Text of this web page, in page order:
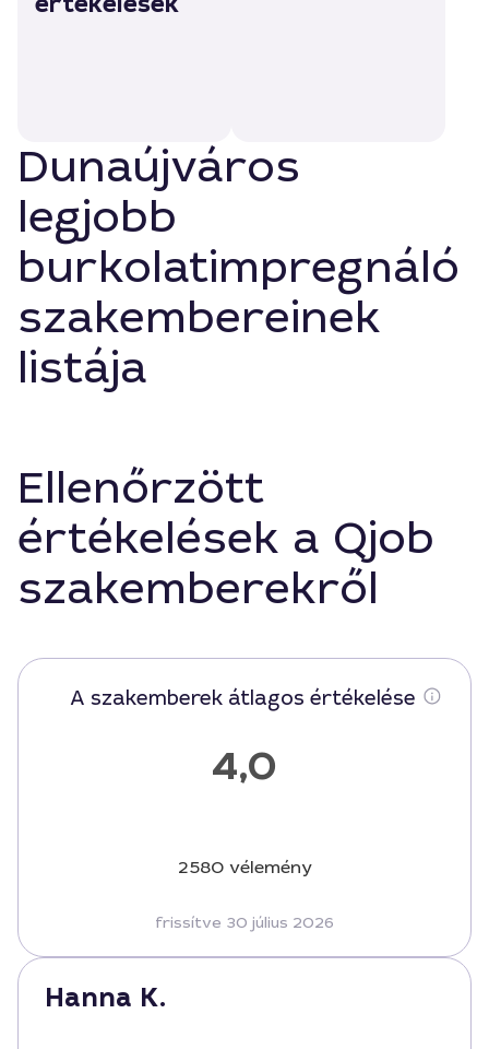
Dunaújváros
legjobb
burkolatimpregnáló
szakembereinek
listája
Ellenőrzött
értékelések a Qjob
szakemberekről
A szakemberek átlagos értékelése
4,0
2580 vélemény
frissítve 30 július 2026
Hanna K.